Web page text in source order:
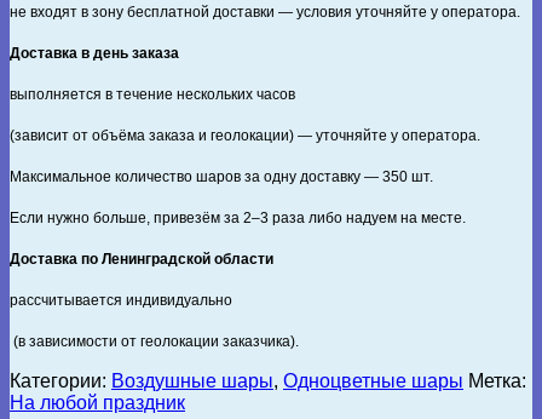
не входят в зону бесплатной доставки — условия уточняйте у оператора.
Доставка в день заказа
выполняется в течение нескольких часов
(зависит от объёма заказа и геолокации) — уточняйте у оператора.
Максимальное количество шаров за одну доставку — 350 шт.
Если нужно больше, привезём за 2–3 раза либо надуем на месте.
Доставка по Ленинградской области
рассчитывается индивидуально
(в зависимости от геолокации заказчика).
Категории: Воздушные шары, Одноцветные шары Метка:
На любой праздник